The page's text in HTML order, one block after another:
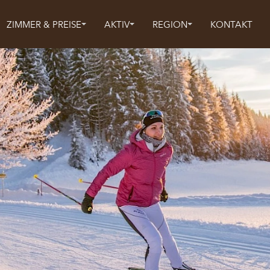
ZIMMER & PREISE AKTIV REGION KONTAKT